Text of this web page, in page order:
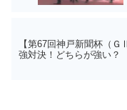
【第67回神戸新聞杯（
強対決！どちらが強い？